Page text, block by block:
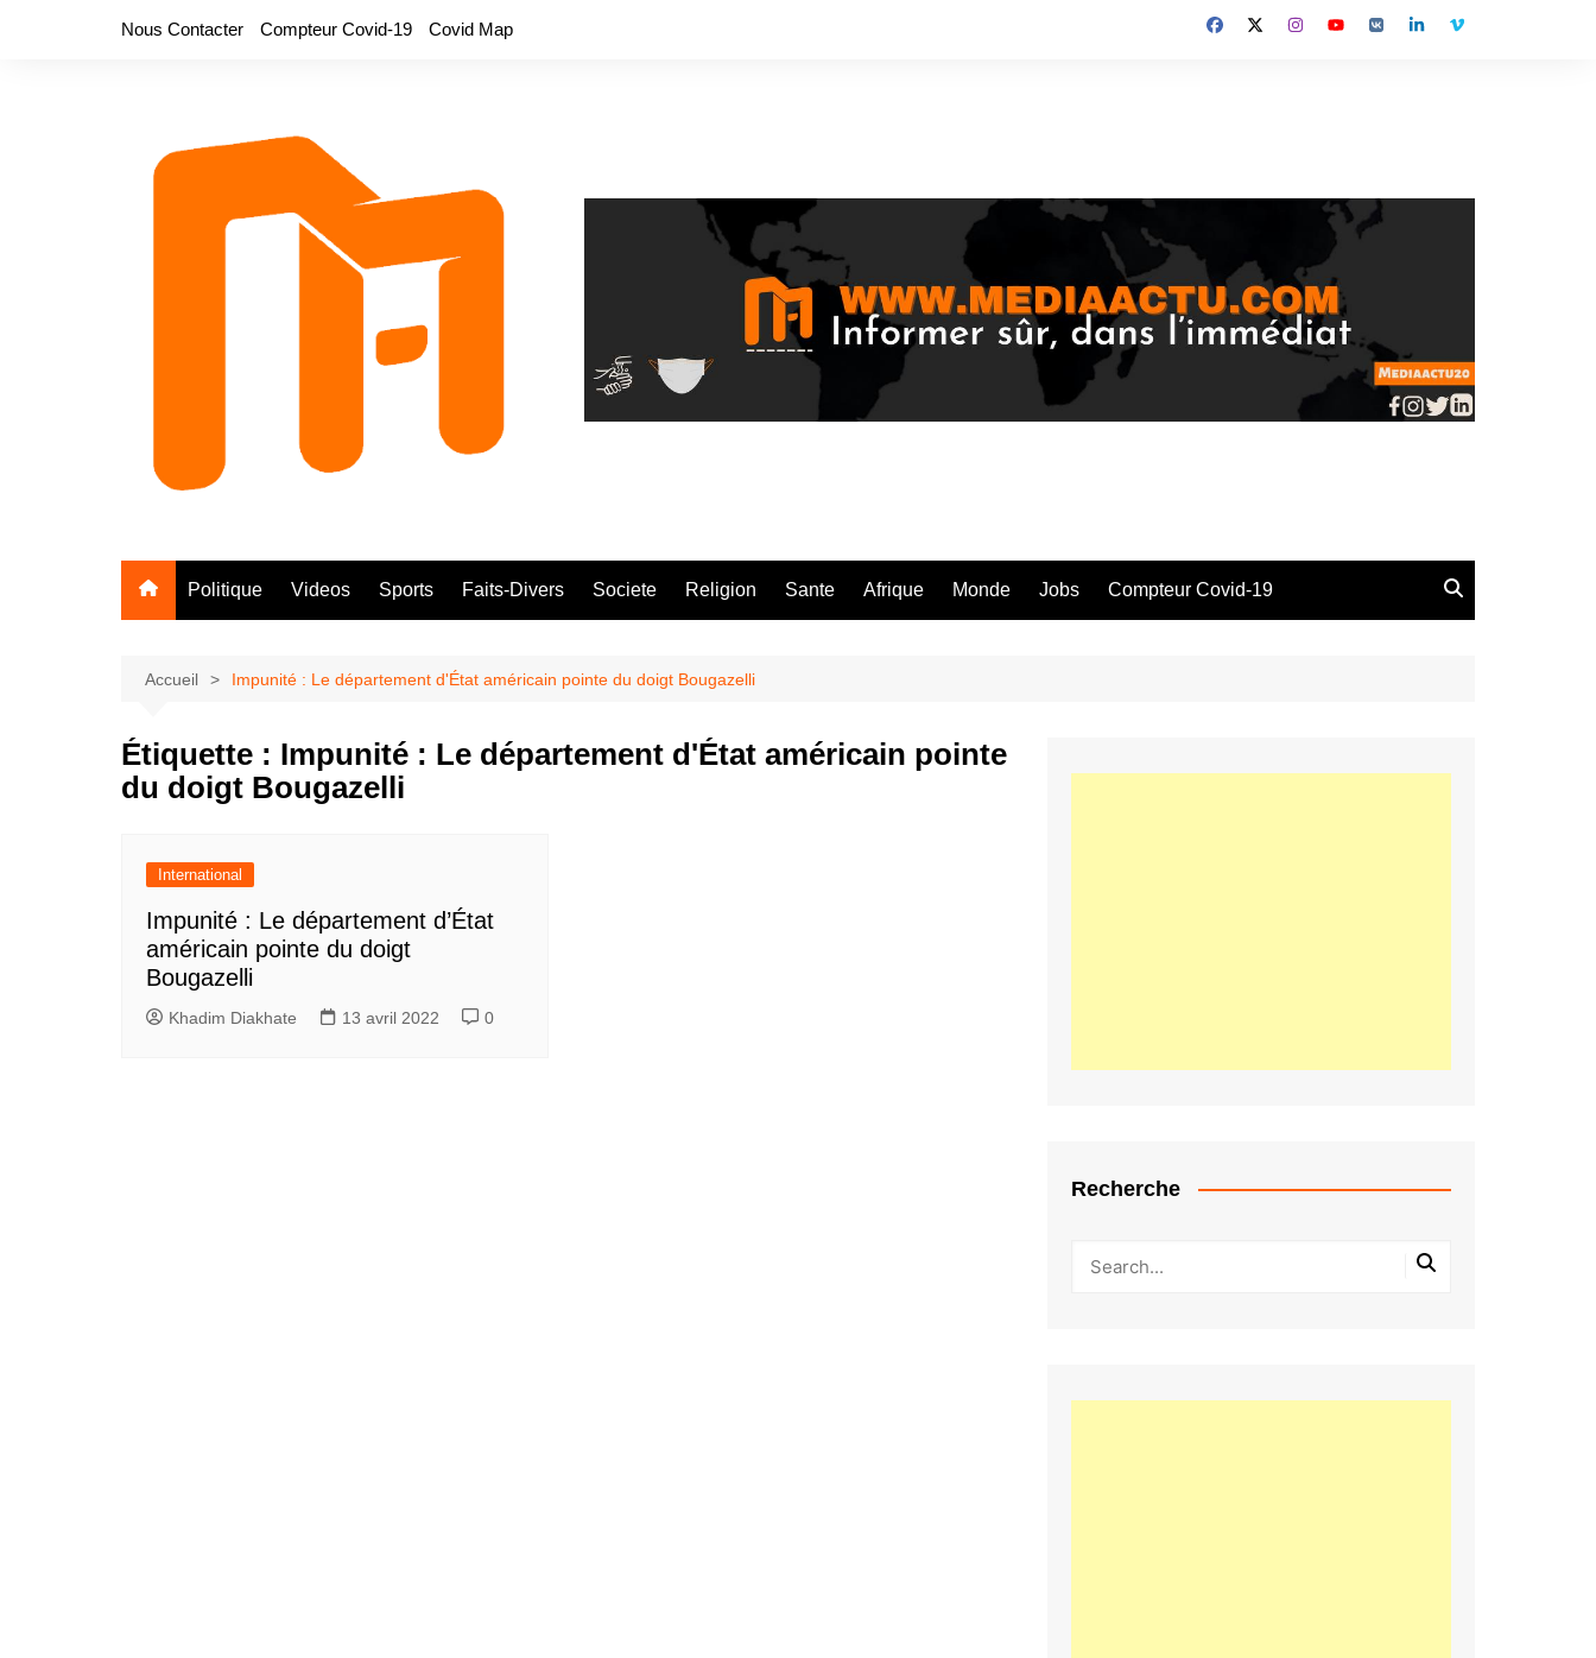
Nous Contacter Compteur Covid-19 Covid Map
Politique Videos Sports Faits-Divers Societe Religion Sante Afrique Monde Jobs Compteur Covid-19
Accueil Impunité : Le département d'État américain pointe du doigt Bougazelli
Étiquette : Impunité : Le département d'État américain pointe
du doigt Bougazelli
International
Impunité : Le département d’État
américain pointe du doigt
Bougazelli
Khadim Diakhate 13 avril 2022 0
Recherche